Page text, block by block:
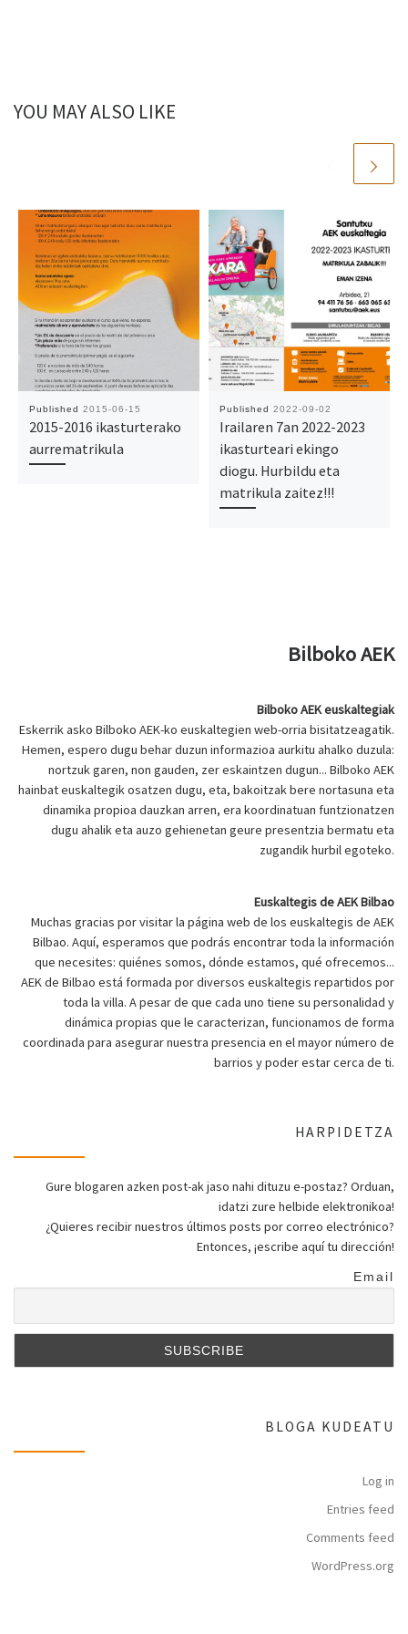
YOU MAY ALSO LIKE
Published 2015-06-15
2015-2016 ikasturterako
aurrematrikula
Published 2022-09-02
Irailaren 7an 2022-2023
ikasturteari ekingo
diogu. Hurbildu eta
matrikula zaitez!!!
Bilboko AEK
Bilboko AEK euskaltegiak
Eskerrik asko Bilboko AEK-ko euskaltegien web-orria bisitatzeagatik.
Hemen, espero dugu behar duzun informazioa aurkitu ahalko duzula:
nortzuk garen, non gauden, zer eskaintzen dugun... Bilboko AEK
hainbat euskaltegik osatzen dugu, eta, bakoitzak bere nortasuna eta
dinamika propioa dauzkan arren, era koordinatuan funtzionatzen
dugu ahalik eta auzo gehienetan geure presentzia bermatu eta
zugandik hurbil egoteko.
Euskaltegis de AEK Bilbao
Muchas gracias por visitar la página web de los euskaltegis de AEK
Bilbao. Aquí, esperamos que podrás encontrar toda la información
que necesites: quiénes somos, dónde estamos, qué ofrecemos...
AEK de Bilbao está formada por diversos euskaltegis repartidos por
toda la villa. A pesar de que cada uno tiene su personalidad y
dinámica propias que le caracterizan, funcionamos de forma
coordinada para asegurar nuestra presencia en el mayor número de
barrios y poder estar cerca de ti.
HARPIDETZA
Gure blogaren azken post-ak jaso nahi dituzu e-postaz? Orduan,
idatzi zure helbide elektronikoa!
¿Quieres recibir nuestros últimos posts por correo electrónico?
Entonces, ¡escribe aquí tu dirección!
Email
BLOGA KUDEATU
Log in
Entries feed
Comments feed
WordPress.org